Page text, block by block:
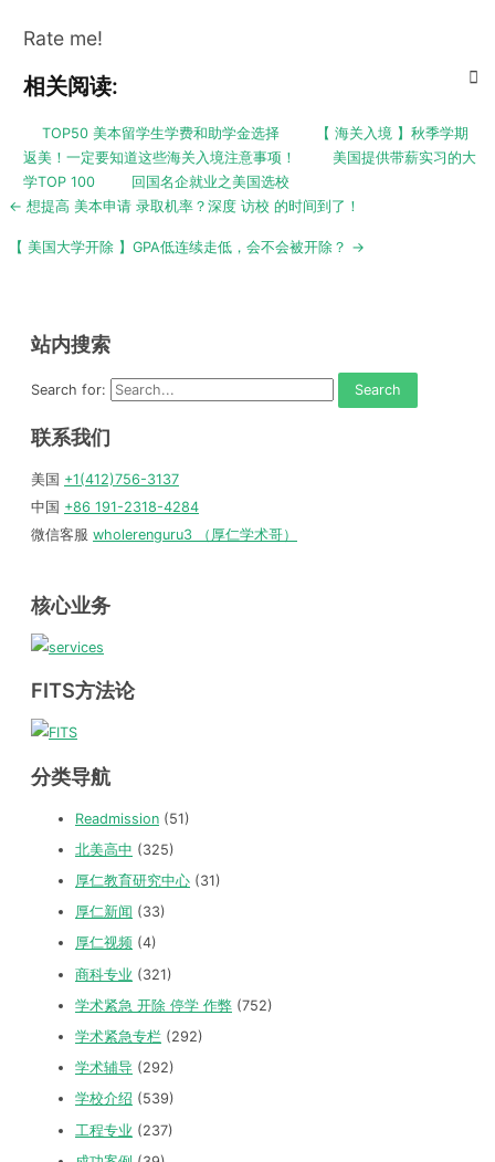
Rate me!
相关阅读:
TOP50 美本留学生学费和助学金选择
【 海关入境 】秋季学期
返美！一定要知道这些海关入境注意事项！
美国提供带薪实习的大
学TOP 100
回国名企就业之美国选校
Post
← 想提高 美本申请 录取机率？深度 访校 的时间到了！
【 美国大学开除 】GPA低连续走低，会不会被开除？ →
站内搜索
Search for:
联系我们
美国 +1(412)756-3137
中国 +86 191-2318-4284
微信客服 wholerenguru3 （厚仁学术哥）
核心业务
FITS方法论
分类导航
Readmission (51)
北美高中 (325)
厚仁教育研究中心 (31)
厚仁新闻 (33)
厚仁视频 (4)
商科专业 (321)
学术紧急 开除 停学 作弊 (752)
学术紧急专栏 (292)
学术辅导 (292)
学校介绍 (539)
工程专业 (237)